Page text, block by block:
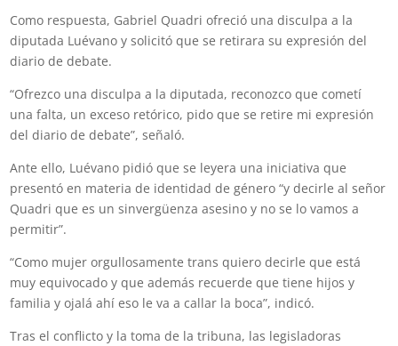
Como respuesta, Gabriel Quadri ofreció una disculpa a la
diputada Luévano y solicitó que se retirara su expresión del
diario de debate.
“Ofrezco una disculpa a la diputada, reconozco que cometí
una falta, un exceso retórico, pido que se retire mi expresión
del diario de debate”, señaló.
Ante ello, Luévano pidió que se leyera una iniciativa que
presentó en materia de identidad de género “y decirle al señor
Quadri que es un sinvergüenza asesino y no se lo vamos a
permitir”.
“Como mujer orgullosamente trans quiero decirle que está
muy equivocado y que además recuerde que tiene hijos y
familia y ojalá ahí eso le va a callar la boca”, indicó.
Tras el conflicto y la toma de la tribuna, las legisladoras